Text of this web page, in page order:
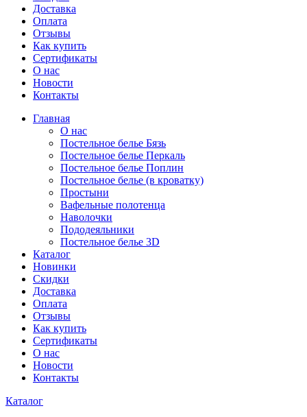
Доставка
Оплата
Отзывы
Как купить
Сертификаты
О нас
Новости
Контакты
Главная
О нас
Постельное белье Бязь
Постельное белье Перкаль
Постельное белье Поплин
Постельное белье (в кроватку)
Простыни
Вафельные полотенца
Наволочки
Пододеяльники
Постельное белье 3D
Каталог
Новинки
Скидки
Доставка
Оплата
Отзывы
Как купить
Сертификаты
О нас
Новости
Контакты
Каталог